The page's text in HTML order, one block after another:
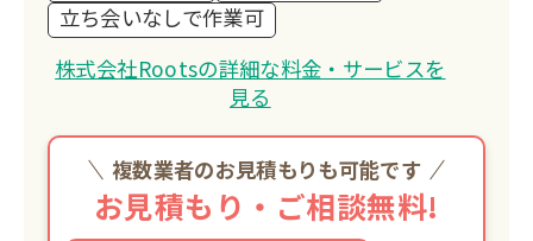
立ち会いなしで作業可
株式会社Rootsの詳細な料金・サービスを
見る
複数業者のお見積もりも可能です
お見積もり・ご相談無料!